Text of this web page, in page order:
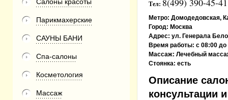
Парикмахерские
САУНЫ БАНИ
Спа-салоны
Косметология
Массаж
Тел: 8(499) 390-45-
Метро: Домодедовская,
Город: Москва
Адрес: ул. Генерала
Время работы: с 08:00
Массаж: Лечебный
Стоянка: есть
Описание
консультации